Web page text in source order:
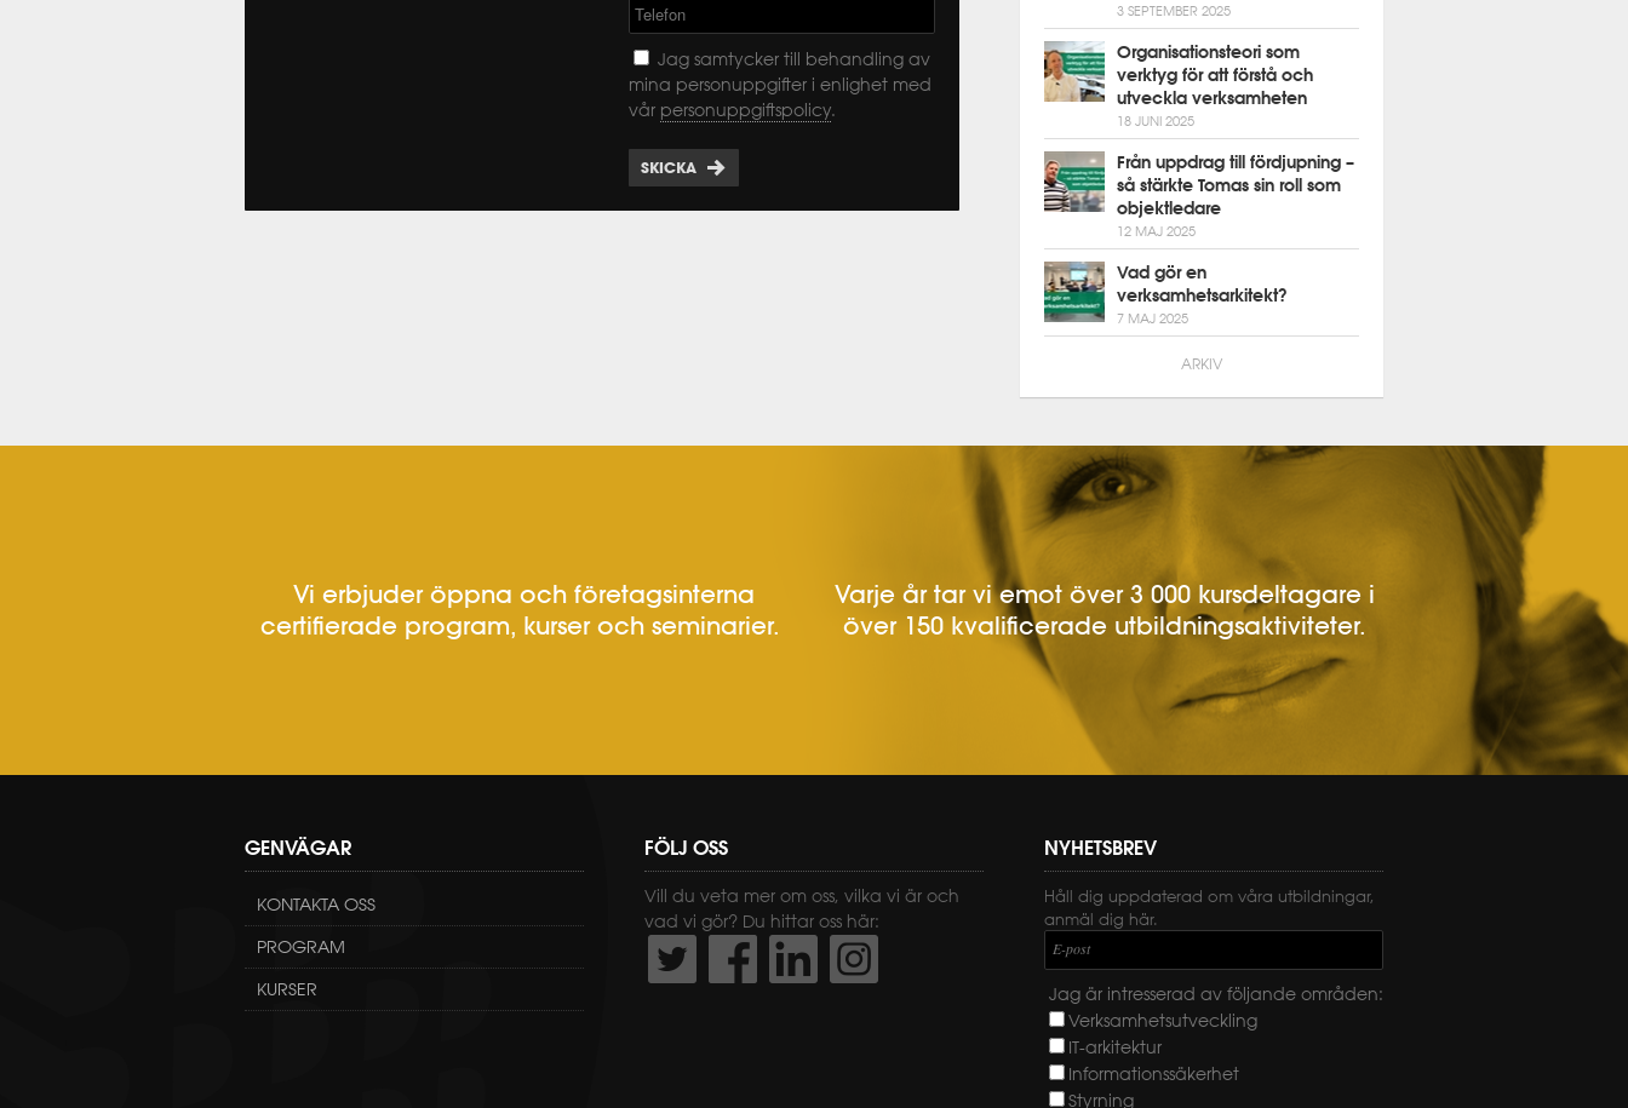
Jag samtycker till behandling av
mina personuppgifter i enlighet med
vår personuppgiftspolicy.
SKICKA
3 SEPTEMBER 2025
Organisationsteori som
verktyg för att förstå och
utveckla verksamheten
18 JUNI 2025
Från uppdrag till fördjupning –
så stärkte Tomas sin roll som
objektledare
12 MAJ 2025
Vad gör en
verksamhetsarkitekt?
7 MAJ 2025
ARKIV
Vi erbjuder öppna och företagsinterna
certifierade program, kurser och seminarier.
Varje år tar vi emot över 3 000 kursdeltagare i
över 150 kvalificerade utbildningsaktiviteter.
GENVÄGAR
KONTAKTA OSS
PROGRAM
KURSER
FÖLJ OSS
Vill du veta mer om oss, vilka vi är och
vad vi gör? Du hittar oss här:
NYHETSBREV
Håll dig uppdaterad om våra utbildningar,
anmäl dig här.
E-post
Jag är intresserad av följande områden:
Verksamhetsutveckling
IT-arkitektur
Informationssäkerhet
Styrning